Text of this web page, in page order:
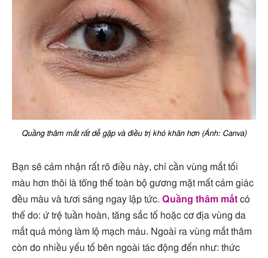
Quầng thâm mắt rất dễ gặp và điều trị khó khăn hơn (Ảnh: Canva)
Bạn sẽ cảm nhận rất rõ điều này, chỉ cần vùng mắt tối
màu hơn thôi là tổng thể toàn bộ gương mặt mất cảm giác
đều màu và tươi sáng ngay lập tức. Quầng thâm mắt có
thể do: ứ trệ tuần hoàn, tăng sắc tố hoặc cơ địa vùng da
mắt quá mỏng làm lộ mạch máu. Ngoài ra vùng mắt thâm
còn do nhiều yếu tố bên ngoài tác động đến như: thức